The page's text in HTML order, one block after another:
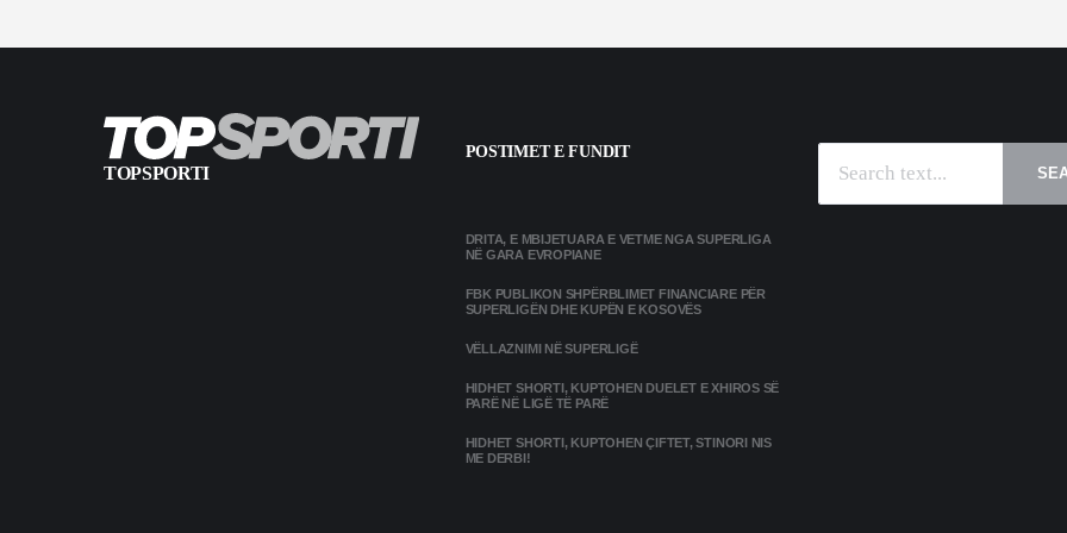
TOPSPORTI
POSTIMET E FUNDIT
DRITA, E MBIJETUARA E VETME NGA SUPERLIGA
NË GARA EVROPIANE
FBK PUBLIKON SHPËRBLIMET FINANCIARE PËR
SUPERLIGËN DHE KUPËN E KOSOVËS
VËLLAZNIMI NË SUPERLIGË
HIDHET SHORTI, KUPTOHEN DUELET E XHIROS SË
PARË NË LIGË TË PARË
HIDHET SHORTI, KUPTOHEN ÇIFTET, STINORI NIS
ME DERBI!